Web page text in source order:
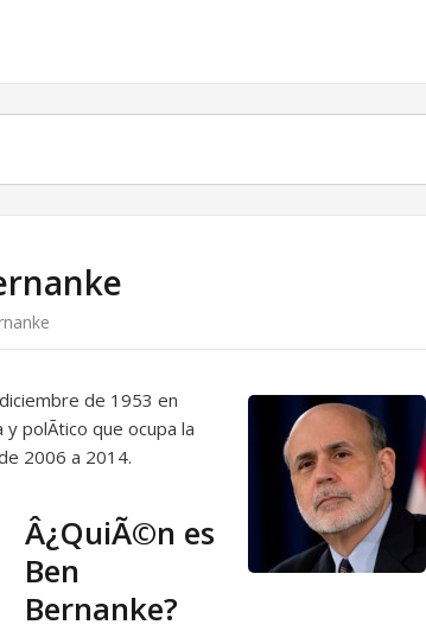
de 1953 en
polÃ­tico que ocupa la
2006 a 2014.
Â¿QuiÃ©n es
Ben
Bernanke?